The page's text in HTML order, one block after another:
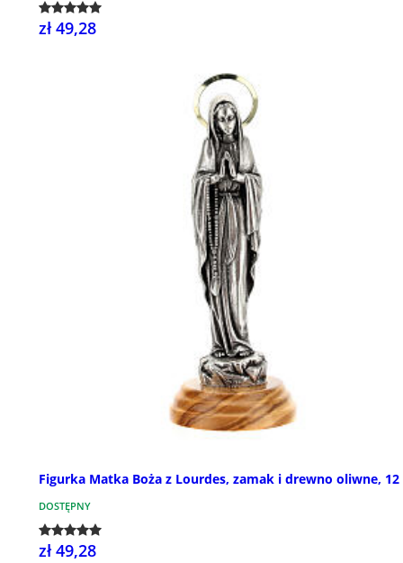
zł 49,28
Figurka Matka Boża z Lourdes, zamak i drewno oliwne, 12
DOSTĘPNY
zł 49,28